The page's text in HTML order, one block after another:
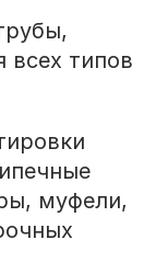
всех типов
муфели,